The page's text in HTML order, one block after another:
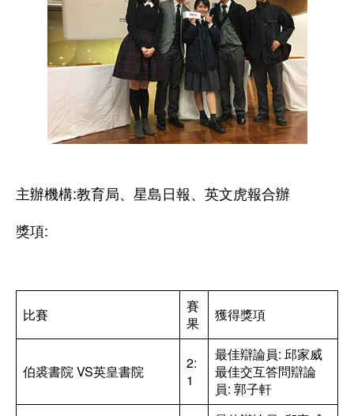
主辦機構:教育局、星島日報、英文虎報合辦
獎項:
比賽
賽
果
獲得獎項
伯裘書院 VS英皇書院
2:
1
最佳辯論員: 邱家威
最佳交互答問辯論
員: 郭子軒